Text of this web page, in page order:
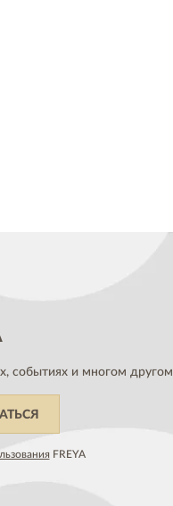
событиях и многом другом
FREYA